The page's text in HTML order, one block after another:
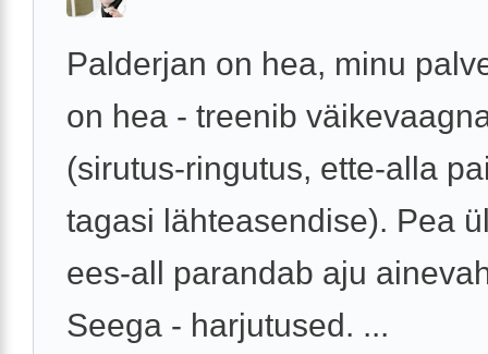
Palderjan on hea, minu
on hea - treenib
(sirutus-ringutus, ette-alla
tagasi lähteasendise). Pea
ees-all parandab aju
Seega - harjutused. ...